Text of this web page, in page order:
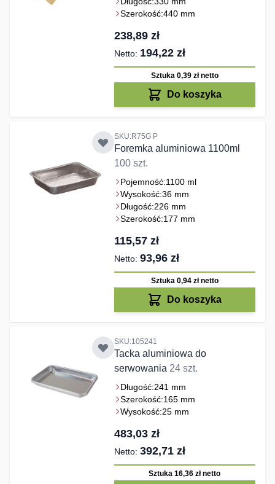
Szerokość:440 mm
238,89 zł
194,22 zł
Sztuka 0,39 złnetto
Do koszyka
SKU:R75G P
Foremka aluminiowa 1100ml
100 szt.
Pojemność:1100 ml
Wysokość:36 mm
Długość:226 mm
Szerokość:177 mm
115,57 zł
93,96 zł
Sztuka 0,94 złnetto
Do koszyka
SKU:105241
Tacka aluminiowa do
serwowania 24 szt.
Długość:241 mm
Szerokość:165 mm
Wysokość:25 mm
483,03 zł
392,71 zł
Sztuka 16,36 złnetto